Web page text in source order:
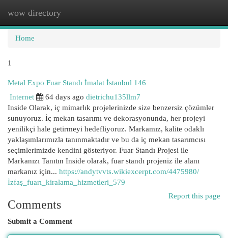
wow directory
Home
1
Metal Expo Fuar Standı İmalat İstanbul 146
Internet
64 days ago dietrichu135llm7
Inside Olarak, iç mimarlık projelerinizde size benzersiz çözümler
sunuyoruz. İç mekan tasarımı ve dekorasyonunda, her projeyi
yenilikçi hale getirmeyi hedefliyoruz. Markamız, kalite odaklı
yaklaşımlarımızla tanınmaktadır ve bu da iç mekan tasarımcısı
seçimlerimizde kendini gösteriyor. Fuar Standı Projesi ile
Markanızı Tanıtın Inside olarak, fuar standı projeniz ile alanı
markanız için... https://andytvvts.wikiexcerpt.com/4475980/
İzfaş_fuarı_kiralama_hizmetleri_579
Report this page
Comments
Submit a Comment